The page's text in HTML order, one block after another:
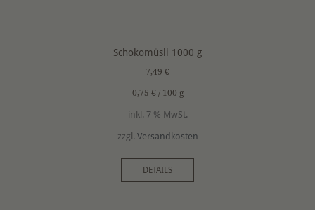
Schokomüsli 1000 g
7,49 €
0,75 € / 100 g
inkl. 7 % MwSt.
zzgl. Versandkosten
DETAILS